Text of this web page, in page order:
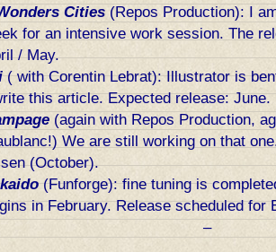
Cities (Repos Production): I
for an intensive work session. The
/ May.
( with Corentin Lebrat): Illustrator is
this article. Expected release: June.
(again with Repos Production,
We are still working on that
(October).
(Funforge): fine tuning is
in February. Release scheduled for
–